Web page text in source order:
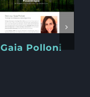
Gaia Polloni